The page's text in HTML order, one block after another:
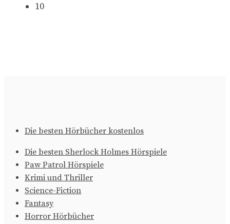
10
Die besten Hörbücher kostenlos
Die besten Sherlock Holmes Hörspiele
Paw Patrol Hörspiele
Krimi und Thriller
Science-Fiction
Fantasy
Horror Hörbücher